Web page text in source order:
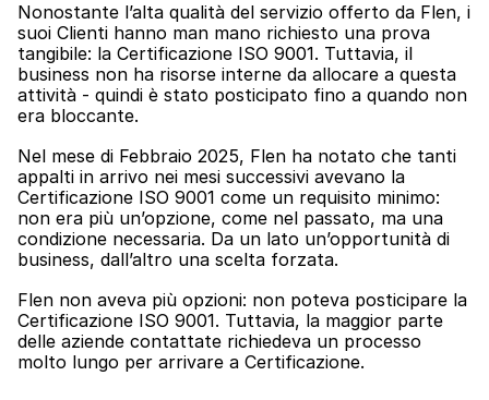
Nonostante l’alta qualità del servizio offerto da Flen, i
suoi Clienti hanno man mano richiesto una prova
tangibile: la Certificazione ISO 9001. Tuttavia, il
business non ha risorse interne da allocare a questa
attività - quindi è stato posticipato fino a quando non
era bloccante.
Nel mese di Febbraio 2025, Flen ha notato che tanti
appalti in arrivo nei mesi successivi avevano la
Certificazione ISO 9001 come un requisito minimo:
non era più un’opzione, come nel passato, ma una
condizione necessaria. Da un lato un’opportunità di
business, dall’altro una scelta forzata.
Flen non aveva più opzioni: non poteva posticipare la
Certificazione ISO 9001. Tuttavia, la maggior parte
delle aziende contattate richiedeva un processo
molto lungo per arrivare a Certificazione.